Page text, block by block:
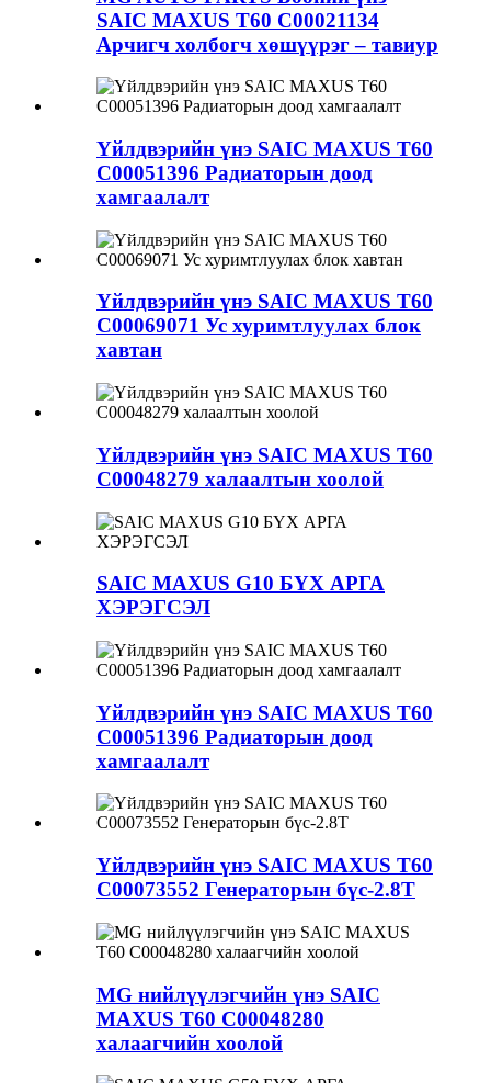
SAIC MAXUS T60 C00021134
Арчигч холбогч хөшүүрэг – тавиур
Үйлдвэрийн үнэ SAIC MAXUS T60
C00051396 Радиаторын доод
хамгаалалт
Үйлдвэрийн үнэ SAIC MAXUS T60
C00069071 Ус хуримтлуулах блок
хавтан
Үйлдвэрийн үнэ SAIC MAXUS T60
C00048279 халаалтын хоолой
SAIC MAXUS G10 БҮХ АРГА
ХЭРЭГСЭЛ
Үйлдвэрийн үнэ SAIC MAXUS T60
C00051396 Радиаторын доод
хамгаалалт
Үйлдвэрийн үнэ SAIC MAXUS T60
C00073552 Генераторын бүс-2.8T
MG нийлүүлэгчийн үнэ SAIC
MAXUS T60 C00048280
халаагчийн хоолой